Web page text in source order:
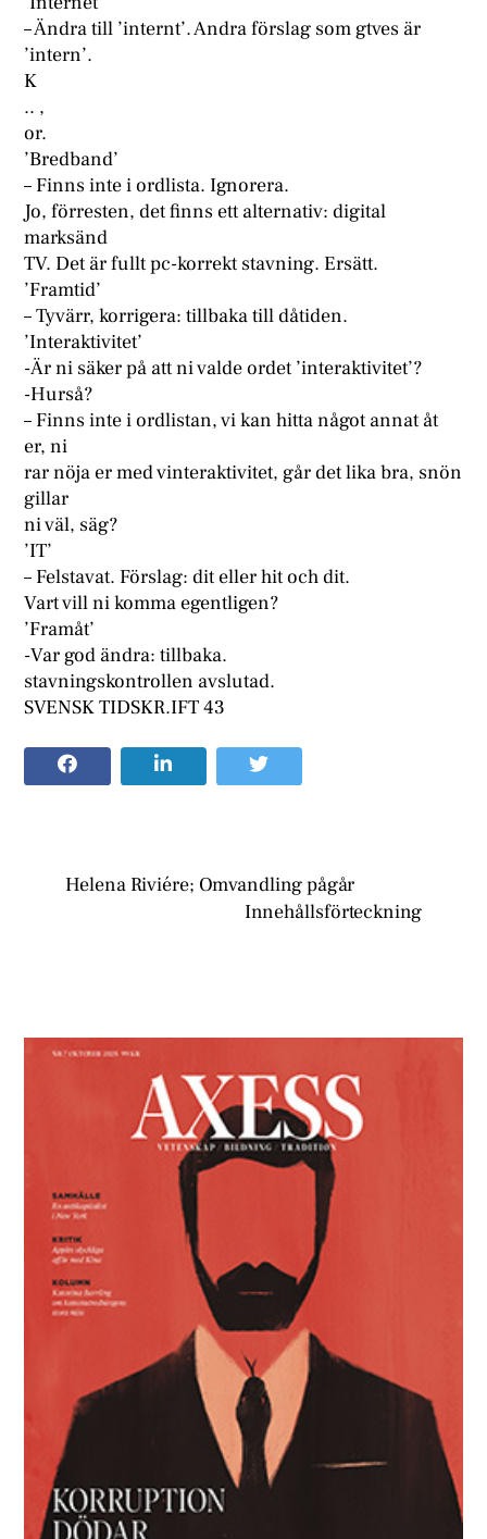
– Ändra till ’internt’. Andra förslag som gtves är
’intern’.
K
.. ,
or.
’Bredband’
– Finns inte i ordlista. Ignorera.
Jo, förresten, det finns ett alternativ: digital
marksänd
TV. Det är fullt pc-korrekt stavning. Ersätt.
’Framtid’
– Tyvärr, korrigera: tillbaka till dåtiden.
’Interaktivitet’
-Är ni säker på att ni valde ordet ’interaktivitet’?
-Hurså?
– Finns inte i ordlistan, vi kan hitta något annat åt
er, ni
rar nöja er med vinteraktivitet, går det lika bra, snön
gillar
ni väl, säg?
’IT’
– Felstavat. Förslag: dit eller hit och dit.
Vart vill ni komma egentligen?
’Framåt’
-Var god ändra: tillbaka.
stavningskontrollen avslutad.
SVENSK TIDSKR.IFT 43
Helena Riviére; Omvandling pågår
Innehållsförteckning